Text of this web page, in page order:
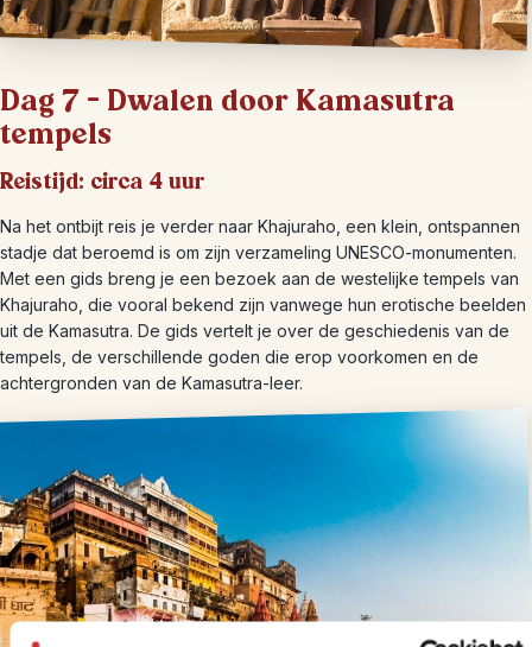
Dag 7 – Dwalen door Kamasutra
tempels
Reistijd: circa 4 uur
Na het ontbijt reis je verder naar Khajuraho, een klein, ontspannen
stadje dat beroemd is om zijn verzameling UNESCO-monumenten.
Met een gids breng je een bezoek aan de westelijke tempels van
Khajuraho, die vooral bekend zijn vanwege hun erotische beelden
uit de Kamasutra. De gids vertelt je over de geschiedenis van de
tempels, de verschillende goden die erop voorkomen en de
achtergronden van de Kamasutra-leer.